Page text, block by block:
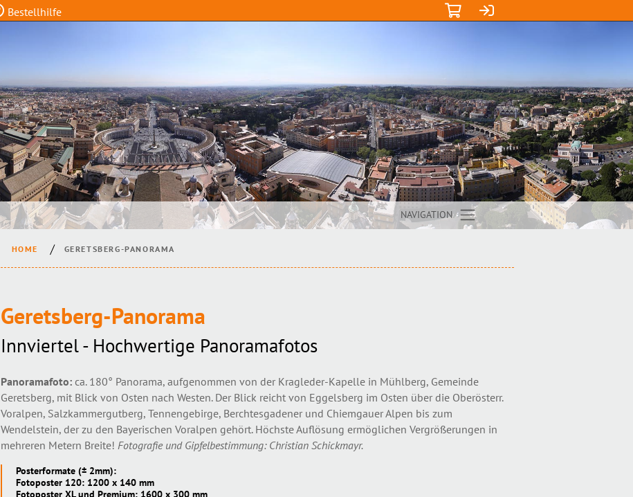
Bestellhilfe
NAVIGATION
HOME GERETSBERG-PANORAMA
Geretsberg-Panorama
Innviertel - Hochwertige Panoramafotos
Panoramafoto:ca. 180° Panorama, aufgenommen von der Kragleder-Kapelle in Mühlberg, Gemeinde
Geretsberg, mit Blick von Osten nach Westen. Der Blick reicht von Eggelsberg im Osten über die Oberösterr.
Voralpen, Salzkammergutberg, Tennengebirge, Berchtesgadener und Chiemgauer Alpen bis zum
Wendelstein, der zu den Bayerischen Voralpen gehört. Höchste Auflösung ermöglichen Vergrößerungen in
mehreren Metern Breite! Fotografie und Gipfelbestimmung: Christian Schickmayr.
Posterformate (± 2mm):
Fotoposter 120: 1200 x 140 mm
Fotoposter XL und Premium: 1600 x 300 mm